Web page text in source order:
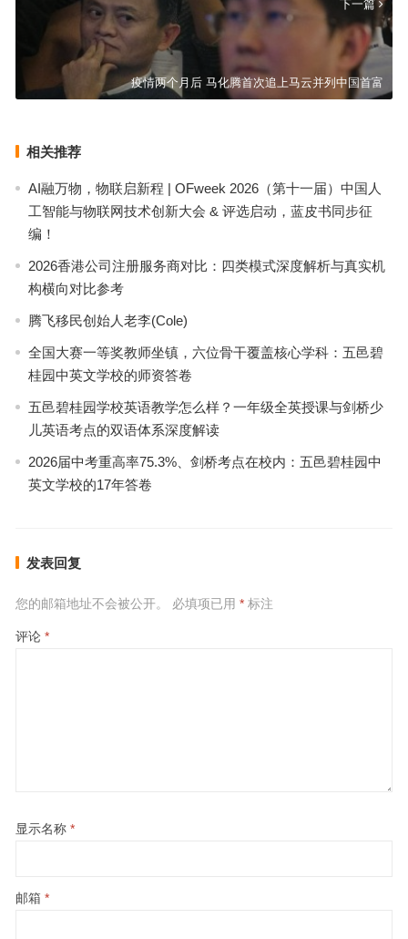
下一篇
疫情两个月后 马化腾首次追上马云并列中国首富
相关推荐
AI融万物，物联启新程 | OFweek 2026（第十一届）中国人
工智能与物联网技术创新大会 & 评选启动，蓝皮书同步征
编！
2026香港公司注册服务商对比：四类模式深度解析与真实机
构横向对比参考
腾飞移民创始人老李(Cole)
全国大赛一等奖教师坐镇，六位骨干覆盖核心学科：五邑碧
桂园中英文学校的师资答卷
五邑碧桂园学校英语教学怎么样？一年级全英授课与剑桥少
儿英语考点的双语体系深度解读
2026届中考重高率75.3%、剑桥考点在校内：五邑碧桂园中
英文学校的17年答卷
发表回复
您的邮箱地址不会被公开。 必填项已用 *标注
评论 *
显示名称 *
邮箱 *